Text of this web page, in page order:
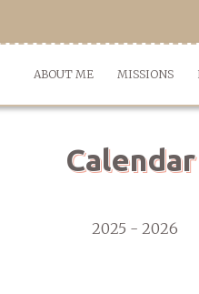
ABOUT ME MISSIONS
Calendar
2025 - 2026